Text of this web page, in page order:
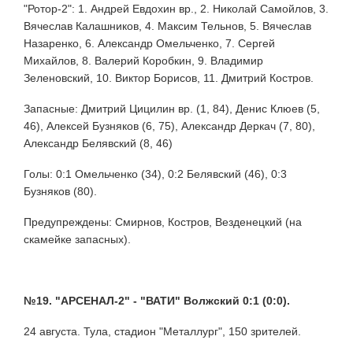
"Ротор-2": 1. Андрей Евдохин вр., 2. Николай Самойлов, 3.
Вячеслав Калашников, 4. Максим Тельнов, 5. Вячеслав
Назаренко, 6. Александр Омельченко, 7. Сергей
Михайлов, 8. Валерий Коробкин, 9. Владимир
Зеленовский, 10. Виктор Борисов, 11. Дмитрий Костров.
Запасные: Дмитрий Цицилин вр. (1, 84), Денис Клюев (5,
46), Алексей Бузняков (6, 75), Александр Деркач (7, 80),
Александр Белявский (8, 46)
Голы: 0:1 Омельченко (34), 0:2 Белявский (46), 0:3
Бузняков (80).
Предупреждены: Смирнов, Костров, Везденецкий (на
скамейке запасных).
№19. "АРСЕНАЛ-2" - "ВАТИ" Волжский 0:1 (0:0).
24 августа. Тула, стадион "Металлург", 150 зрителей.